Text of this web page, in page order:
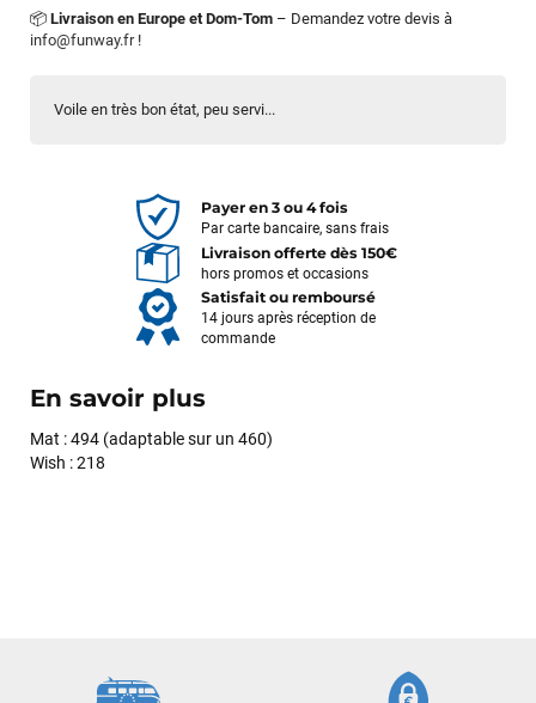
Voile en très bon état, peu servi...
📦 Livraison en Europe et Dom-Tom – Demandez votre devis à
info@funway.fr!
Payer en 3 ou 4 fois
Par carte bancaire, sans frais
Livraison offerte dès 150€
hors promos et occasions
Satisfait ou remboursé
14 jours après réception de
commande
En savoir plus
Mat : 494 (adaptable sur un 460)
Wish : 218
Des conseils (par téléphone), du matos d'occasion de bonne
qualité : c'est toujours un plaisir!